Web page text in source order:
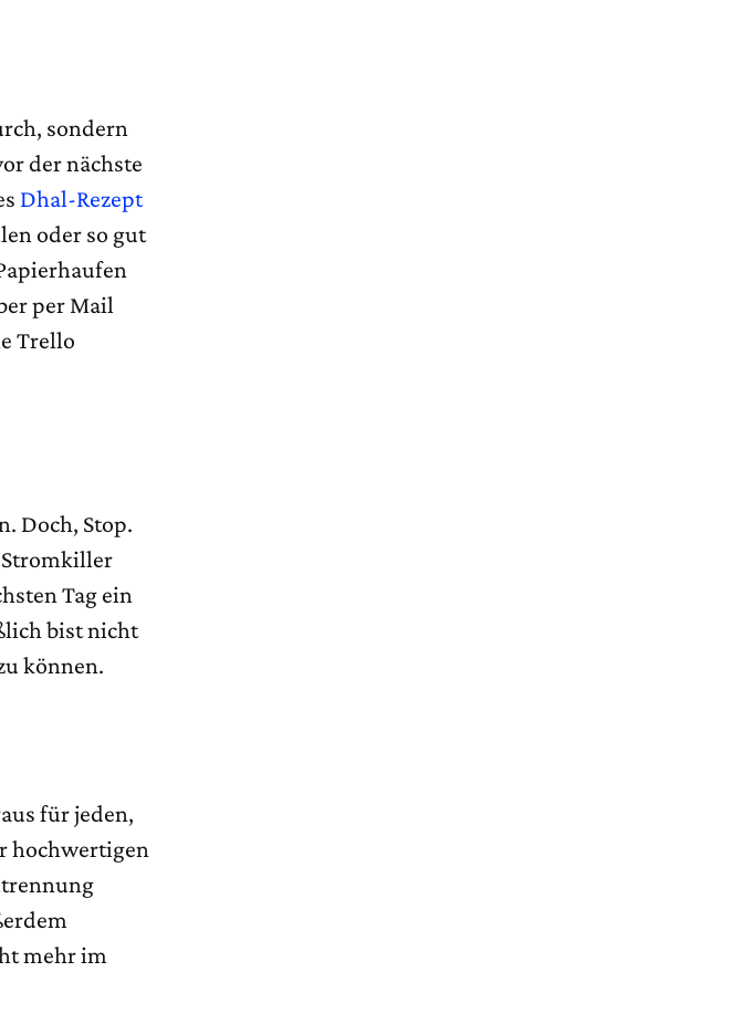
sondern
der nächste
Dhal-Rezept
oder so gut
per Mail
Trello
Doch, Stop.
Stromkiller
Tag ein
bist nicht
können.
für jeden,
hochwertigen
mehr im